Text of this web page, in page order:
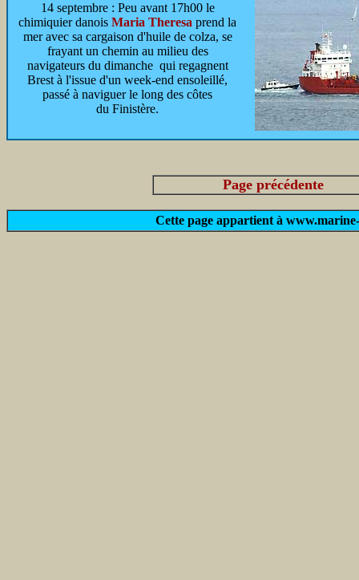
14 septembre : Peu avant 17h00 le
chimiquier danois Maria Theresa prend la
mer avec sa cargaison d'huile de colza, se
frayant un chemin au milieu des
navigateurs du dimanche qui regagnent
Brest à l'issue d'un week-end ensoleillé,
passé à naviguer le long des côtes
du Finistère.
Page précédente
Cette page appartient à